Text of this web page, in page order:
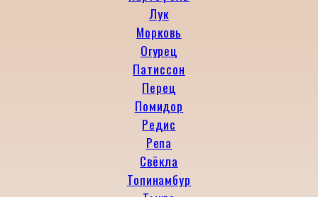
Лук
Морковь
Огурец
Патиссон
Перец
Помидор
Редис
Репа
Свёкла
Топинамбур